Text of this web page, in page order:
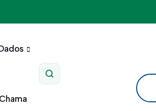
Pesquisar